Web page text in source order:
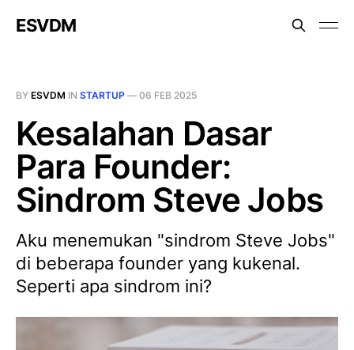
ESVDM
BY ESVDM IN STARTUP — 06 FEB 2025
Kesalahan Dasar
Para Founder:
Sindrom Steve Jobs
Aku menemukan "sindrom Steve Jobs"
di beberapa founder yang kukenal.
Seperti apa sindrom ini?